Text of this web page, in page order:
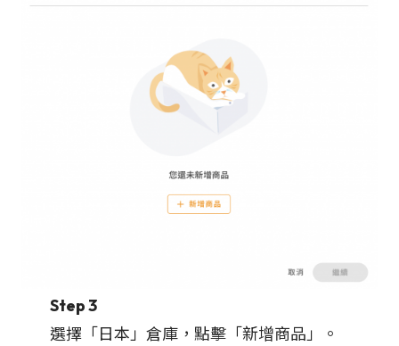
Step 3
選擇「日本」倉庫，點擊「新增商品」。